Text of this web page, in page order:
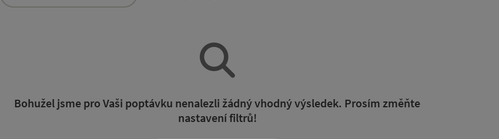
Bohužel jsme pro Vaši poptávku nenalezli žádný vhodný výsledek. Prosím změňte
nastavení filtrů!